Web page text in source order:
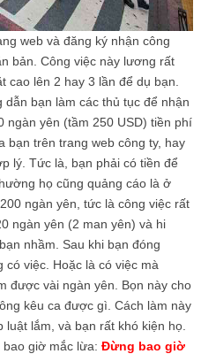
web và đăng ký nhận công
bản. Công việc này lương rất
cao lên 2 hay 3 lần để dụ bạn.
bạn làm các thủ tục để nhận
ngàn yên (tầm 250 USD) tiền phí
bạn trên trang web công ty, hay
lý. Tức là, bạn phải có tiền để
họ cũng quảng cáo là ở
ngàn yên, tức là công việc rất
ngàn yên (2 man yên) và hi
nhầm. Sau khi bạn đóng
việc. Hoặc là có việc mà
được vài ngàn yên. Bọn này cho
kêu ca được gì. Cách làm này
lắm, và bạn rất khó kiện họ.
giờ mắc lừa: Đừng bao giờ